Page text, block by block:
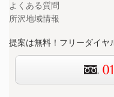
よくある質問
所沢地域情報
提案は無料！フリーダイヤ